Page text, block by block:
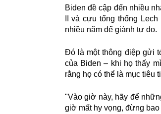
Biden đề cập đến nhiều
II và cựu tổng thống
nhiều năm để giành tự do.
Đó là một thông điệp gửi
của Biden – khi họ thấy
rằng họ có thể là mục tiêu
"Vào giờ này, hãy để
giờ mất hy vọng, đừng